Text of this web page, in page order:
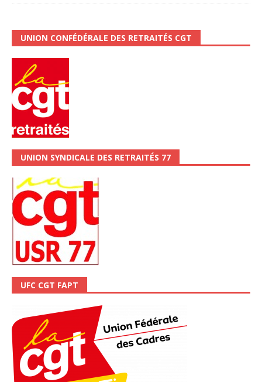
UNION CONFÉDÉRALE DES RETRAITÉS CGT
UNION SYNDICALE DES RETRAITÉS 77
UFC CGT FAPT